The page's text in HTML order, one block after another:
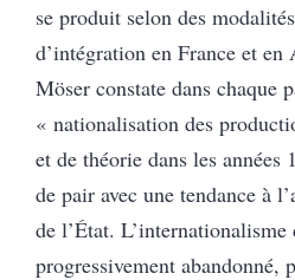
se produit selon des
d’intégration en France et
Möser constate dans chaque
« nationalisation des
et de théorie dans les années
de pair avec une tendance à
de l’État. L’internationalisme
progressivement abandonné,